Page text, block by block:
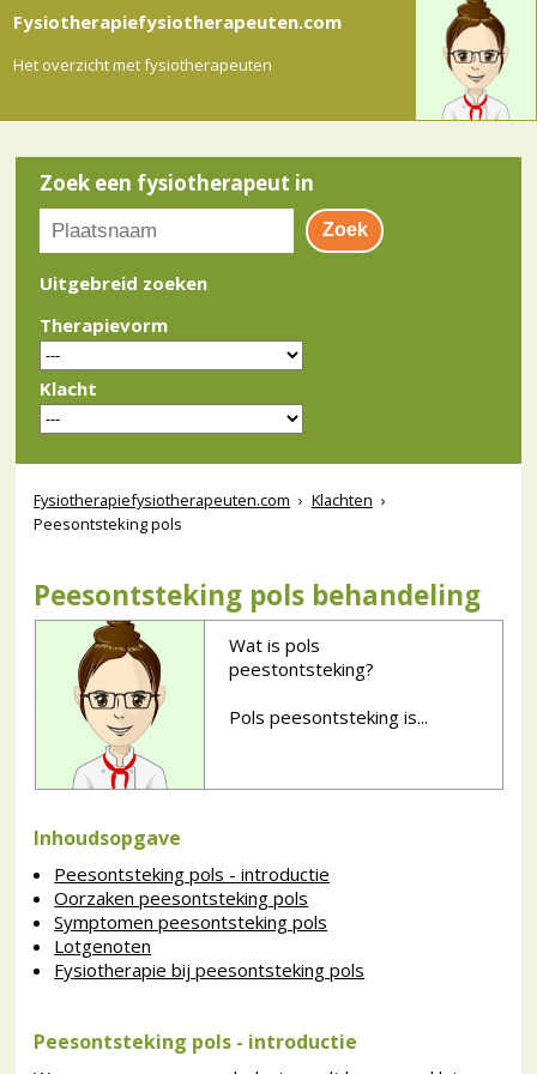
Fysiotherapiefysiotherapeuten.com
Het overzicht met fysiotherapeuten
Zoek een fysiotherapeut in
Uitgebreid zoeken
Therapievorm
Klacht
Fysiotherapiefysiotherapeuten.com › Klachten ›
Peesontsteking pols
Peesontsteking pols behandeling
Wat is pols
peestontsteking?
Pols peesontsteking is...
Inhoudsopgave
Peesontsteking pols - introductie
Oorzaken peesontsteking pols
Symptomen peesontsteking pols
Lotgenoten
Fysiotherapie bij peesontsteking pols
Peesontsteking pols - introductie